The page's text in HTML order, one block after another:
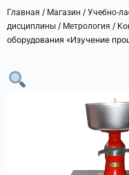
Главная / Магазин / Учебно-
дисциплины / Метрология /
оборудования «Изучение